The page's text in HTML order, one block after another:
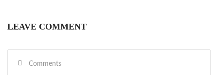
LEAVE COMMENT